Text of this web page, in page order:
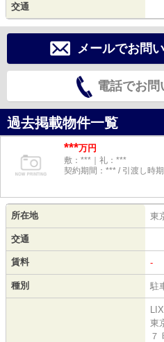
交通
メールでお問
電話でお問
過去掲載物件一覧
***万円
敷：***｜礼：***
契約期間：*** / 引渡し時
所在地 東
交通
賃料 -
種別 駐
東
７